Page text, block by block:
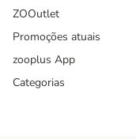
ZOOutlet
Promoções atuais
zooplus App
Categorias